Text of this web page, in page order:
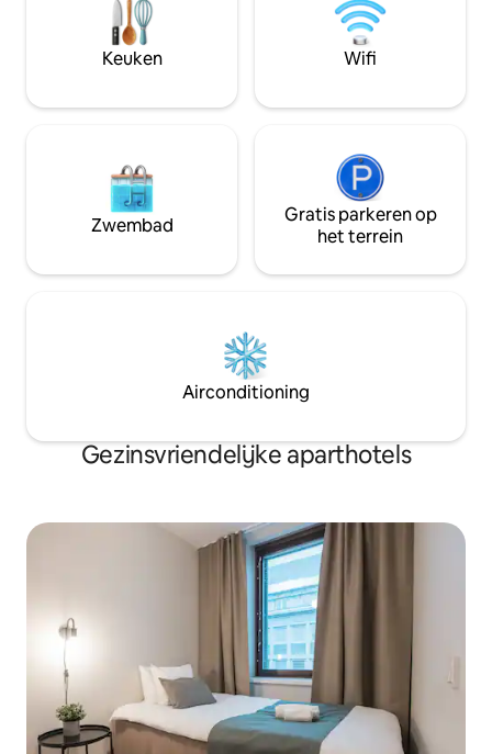
naast de schone ingang van het hotel,
inclusief verwarmingsplekken. Jar heeft
ook een sauna-afdeling in Hotel Terme
met bubbelbaden die een paar dagen
elektrische
eten en aan het
fauteuil biedt
Keuken Wifi
Zwembad
Gratis parkeren op
het terrein
Airconditioning
Gezinsvriendelijke aparthotels